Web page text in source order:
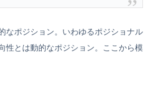
なポジション。いわゆるポジショナル
性とは動的なポジション。ここから模